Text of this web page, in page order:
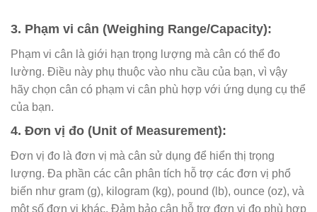
3. Phạm vi cân (Weighing Range/Capacity):
Phạm vi cân là giới hạn trọng lượng mà cân có thể đo
lường. Điều này phụ thuộc vào nhu cầu của bạn, vì vậy
hãy chọn cân có phạm vi cân phù hợp với ứng dụng cụ thể
của bạn.
4. Đơn vị đo (Unit of Measurement):
Đơn vị đo là đơn vị mà cân sử dụng để hiển thị trọng
lượng. Đa phần các cân phân tích hỗ trợ các đơn vị phổ
biến như gram (g), kilogram (kg), pound (lb), ounce (oz), và
một số đơn vị khác. Đảm bảo cân hỗ trợ đơn vị đo phù hợp